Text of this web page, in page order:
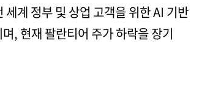
계 정부 및 상업 고객을 위한 AI 기반
, 현재 팔란티어 주가 하락을 장기